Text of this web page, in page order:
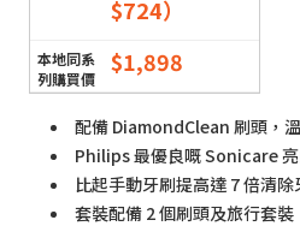
$724）
$1,898
配備 DiamondClean 刷頭，
Philips 最優良嘅 Sonicare
比起手動牙刷提高達 7 倍清除
套裝配備 2 個刷頭及旅行套裝